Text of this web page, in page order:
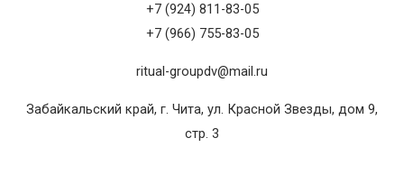
+7 (924) 811-83-05
+7 (966) 755-83-05
ritual-groupdv@mail.ru
Забайкальский край, г. Чита, ул. Красной Звезды, дом 9,
стр. 3